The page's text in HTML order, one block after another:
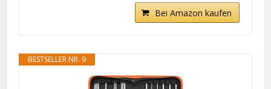
Bei Amazon kaufen
BESTSELLER NR. 9